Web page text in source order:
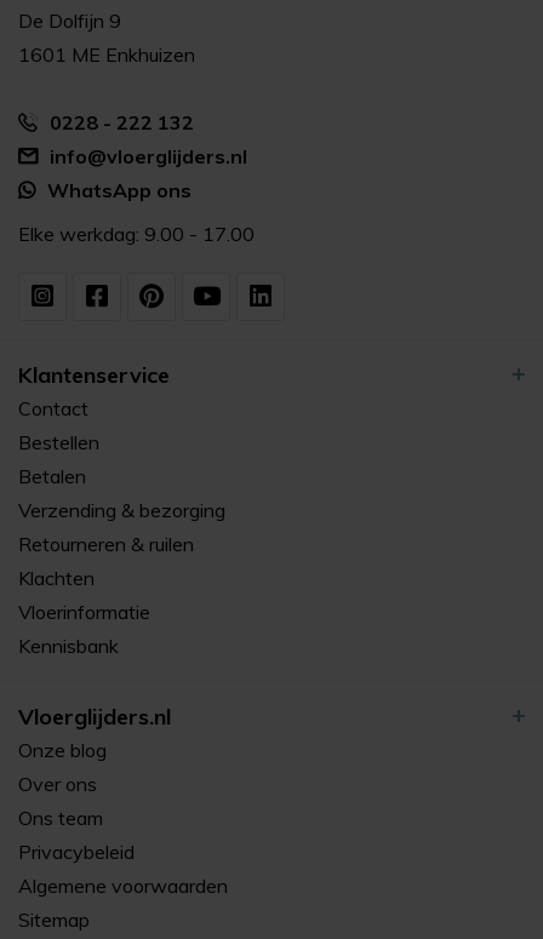
De Dolfijn 9
1601 ME Enkhuizen
0228 - 222 132
info@vloerglijders.nl
WhatsApp ons
Elke werkdag: 9.00 - 17.00
Klantenservice
Contact
Bestellen
Betalen
Verzending & bezorging
Retourneren & ruilen
Klachten
Vloerinformatie
Kennisbank
Vloerglijders.nl
Onze blog
Over ons
Ons team
Privacybeleid
Algemene voorwaarden
Sitemap